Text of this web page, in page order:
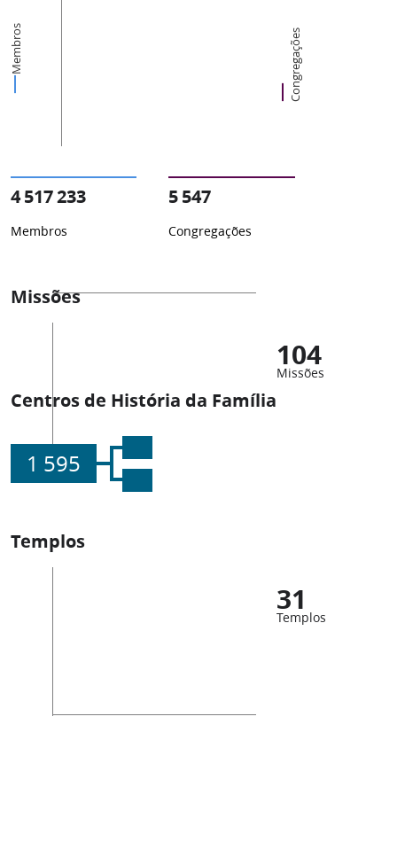
Membros Congregações
4 517 233
Membros
5 547
Congregações
Missões
104
Missões
Centros de História da Família
1 595
Templos
31
Templos